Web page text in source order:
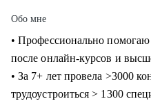
Обо мне
• Профессионально
после онлайн-курсов и
• За 7+ лет провела >3000
трудоустроиться > 1300